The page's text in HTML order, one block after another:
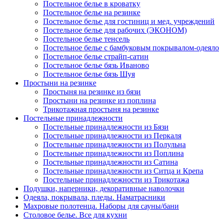
Постельное белье в кроватку
Постельное белье на резинке
Постельное белье для гостиниц и мед. учреждений
Постельное белье для рабочих (ЭКОНОМ)
Постельное белье тенсель
Постельное белье с бамбуковым покрывалом-
Постельное белье страйп-сатин
Постельное белье бязь Иваново
Постельное белье бязь Шуя
Простыни на резинке
Простыня на резинке из бязи
Простыни на резинке из поплина
Трикотажная простыня на резинке
Постельные принадлежности
Постельные принадлежности из Бязи
Постельные принадлежности из Перкаля
Постельные принадлежности из Полульна
Постельные принадлежности из Поплина
Постельные принадлежности из Сатина
Постельные принадлежности из Ситца и Крепа
Постельные принадлежности из Трикотажа
Подушки, наперники, декоративные наволочки
Одеяла, покрывала, пледы. Наматрасники
Махровые полотенца. Наборы для сауны/бани
Столовое белье. Все для кухни